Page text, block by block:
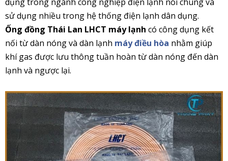
sử dụng nhiều trong hệ thống điện lạnh dân dụng.
Ống đồng Thái Lan LHCT máy lạnh có công dụng kết
nối từ dàn nóng và dàn lạnh máy điều hòa nhằm giúp
khí gas được lưu thông tuần hoàn từ dàn nóng đến dàn
lạnh và ngược lại.